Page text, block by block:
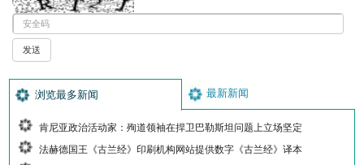
浏览最多新闻 最新新闻
肯尼亚政治活动家：殉道领袖在捍卫巴勒斯坦问题上立场坚定
法赫德国王《古兰经》印刷机构网站提供数字《古兰经》译本